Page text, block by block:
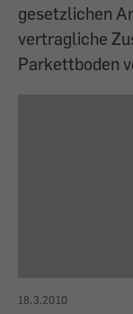
gesetzlichen
vertragliche
Parkettboden
18.3.2010